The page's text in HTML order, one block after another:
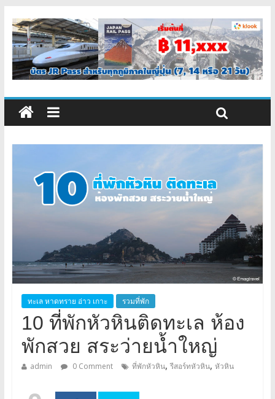
ทะเล หาดทราย อ่าว เกาะ รวมที่พัก
10 ที่พักหัวหินติดทะเล ห้อง
พักสวย สระว่ายน้ำใหญ่
admin 0 Comment ที่พักหัวหิน,รีสอร์ทหัวหิน, หัวหิน